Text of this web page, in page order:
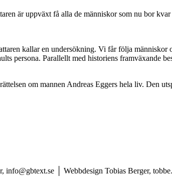
är uppväxt få alla de människor som nu bor
kallar en undersökning. Vi får följa
persona. Parallellt med historiens framväxande
om mannen Andreas Eggers hela liv. Den
│ Webbdesign Tobias Berger,